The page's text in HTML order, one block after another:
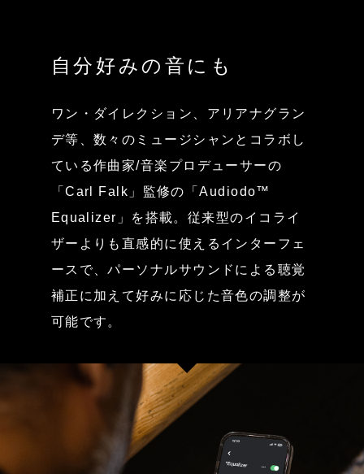
自分好みの音にも
ワン・ダイレクション、アリアナグラン
デ等、数々のミュージシャンとコラボし
ている作曲家/音楽プロデューサーの
「Carl Falk」監修の「Audiodo™
Equalizer」を搭載。従来型のイコライ
ザーよりも直感的に使えるインターフェ
ースで、パーソナルサウンドによる聴覚
補正に加えて好みに応じた音色の調整が
可能です。